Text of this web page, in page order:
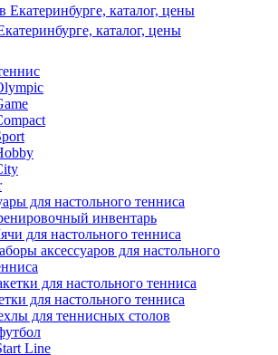
Екатеринбурге, каталог, цены
каталог, цены
для настольного тенниса
инвентарь
для настольного тенниса
аксессуаров для настольного
для настольного тенниса
для настольного тенниса
для теннисных столов
Line